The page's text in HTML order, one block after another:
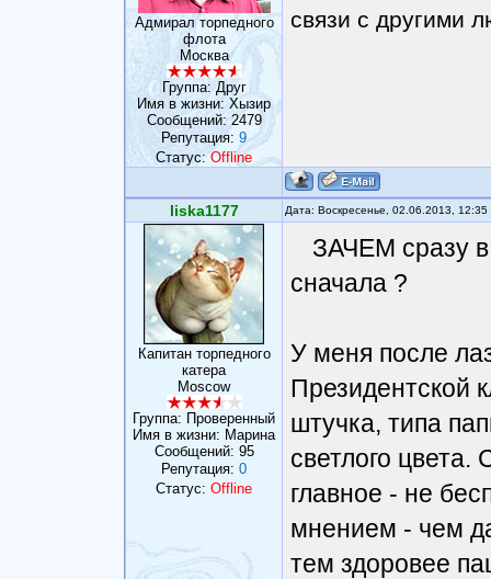
Адмирал торпедного
флота
Москва
Группа: Друг
Имя в жизни: Хызир
Сообщений: 2479
Репутация: 9
Статус:Offline
связи с другими
liska1177 Дата: Воскресенье, 02.06.2013,
Капитан торпедного
катера
Moscow
Группа: Проверенный
Имя в жизни: Марина
Сообщений: 95
Репутация: 0
Статус: Offline
ЗАЧЕМ сразу в
сначала ?
У меня после
Президентской
штучка, типа
светлого цвета.
главное - не
мнением - чем
тем здоровее